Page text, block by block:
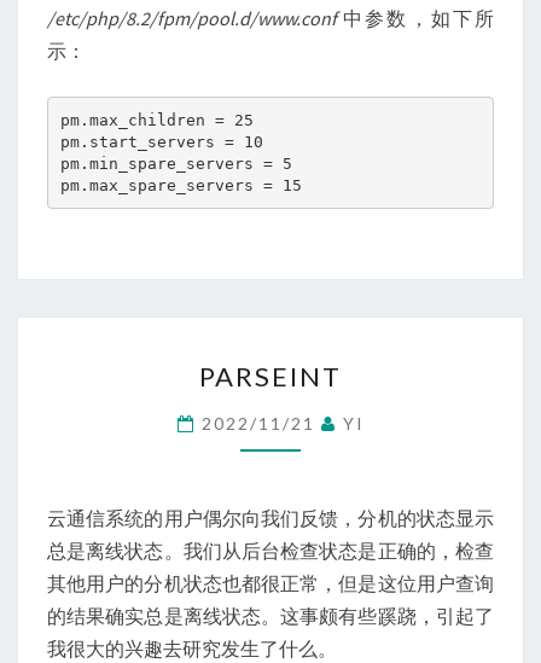
/etc/php/8.2/fpm/pool.d/www.conf中参数，如下所
示：
pm.max_children = 25
pm.start_servers = 10
pm.min_spare_servers = 5
pm.max_spare_servers = 15
PARSEINT
2022/11/21 YI
云通信系统的用户偶尔向我们反馈，分机的状态显示
总是离线状态。我们从后台检查状态是正确的，检查
其他用户的分机状态也都很正常，但是这位用户查询
的结果确实总是离线状态。这事颇有些蹊跷，引起了
我很大的兴趣去研究发生了什么。